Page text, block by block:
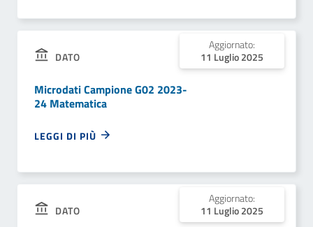
DATO
Aggiornato:
11 Luglio 2025
Microdati Campione G02 2023-
24 Matematica
LEGGI DI PIÙ
DATO
Aggiornato:
11 Luglio 2025